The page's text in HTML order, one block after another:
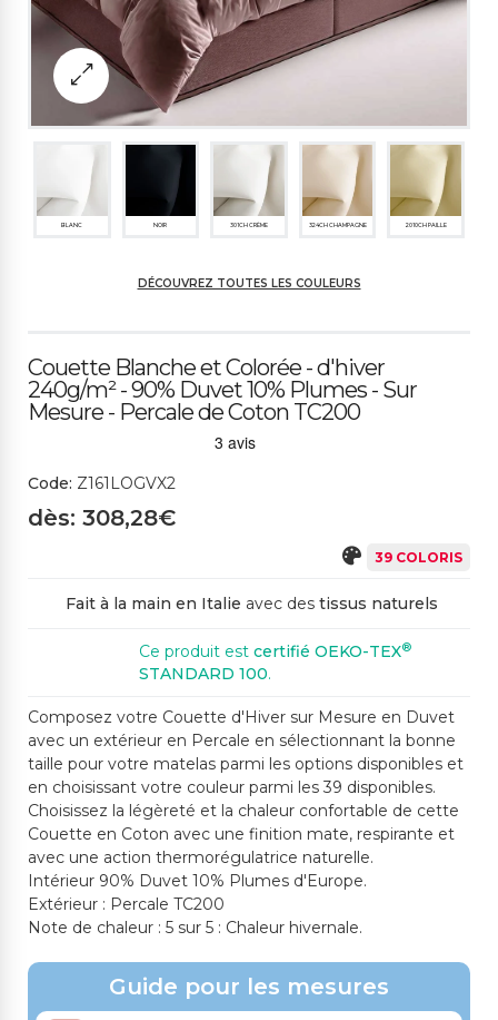
BLANC NOIR 301CH CRÈME 324CH CHAMPAGNE 2010CH PAILLE
445CH GREIGE CLAIR
612CH ROSE CLAIR 489CH ROSE POUDRÉ
466CH LILAS
T
2011CH VERT CLAIR
DÉCOUVREZ TOUTES LES COULEURS
Couette Blanche et Colorée - d'hiver
240g/m² - 90% Duvet 10% Plumes - Sur
Mesure - Percale de Coton TC200
Code: Z161LOGVX2
dès: 308,28€
39 COLORIS
Fait à la main en Italie avec des tissus naturels
Ce produit est certifié OEKO-TEX®
STANDARD 100.
Composez votre Couette d'Hiver sur Mesure en Duvet
avec un extérieur en Percale en sélectionnant la bonne
taille pour votre matelas parmi les options disponibles et
en choisissant votre couleur parmi les 39 disponibles.
Choisissez la légèreté et la chaleur confortable de cette
Couette en Coton avec une finition mate, respirante et
avec une action thermorégulatrice naturelle.
Intérieur 90% Duvet 10% Plumes d'Europe.
Extérieur : Percale TC200
Note de chaleur : 5 sur 5 : Chaleur hivernale.
Guide pour les mesures